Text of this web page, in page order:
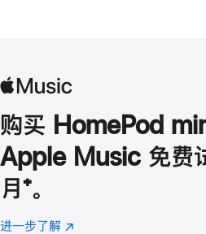
购买 HomePod
Apple Music 免费
月 脚
注
⁺。
进一步了解 Apple
(在